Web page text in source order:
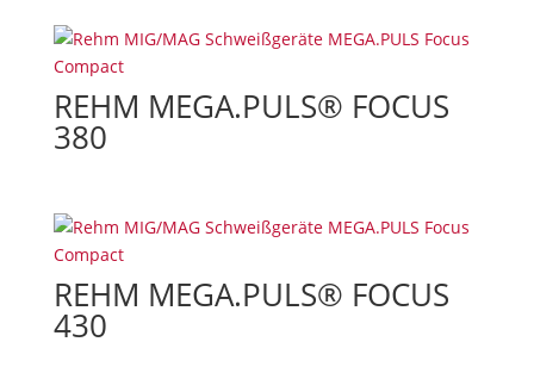
REHM MEGA.PULS® FOCUS
380
REHM MEGA.PULS® FOCUS
430